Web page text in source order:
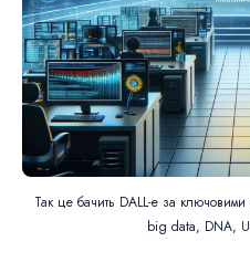
Так це бачить DALL-e за
big data, DNA,